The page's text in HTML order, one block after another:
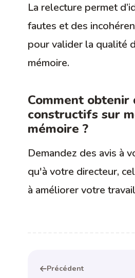
La relecture permet
fautes et des
pour valider la qualité
mémoire.
Comment obtenir
constructifs sur
mémoire ?
Demandez des avis à
qu'à votre directeur,
à améliorer votre
Précédent